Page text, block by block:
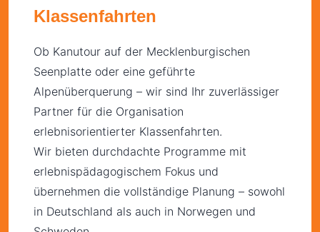
Klassenfahrten
Ob Kanutour auf der Mecklenburgischen
Seenplatte oder eine geführte
Alpenüberquerung – wir sind Ihr zuverlässiger
Partner für die Organisation
erlebnisorientierter Klassenfahrten.
Wir bieten durchdachte Programme mit
erlebnispädagogischem Fokus und
übernehmen die vollständige Planung – sowohl
in Deutschland als auch in Norwegen und